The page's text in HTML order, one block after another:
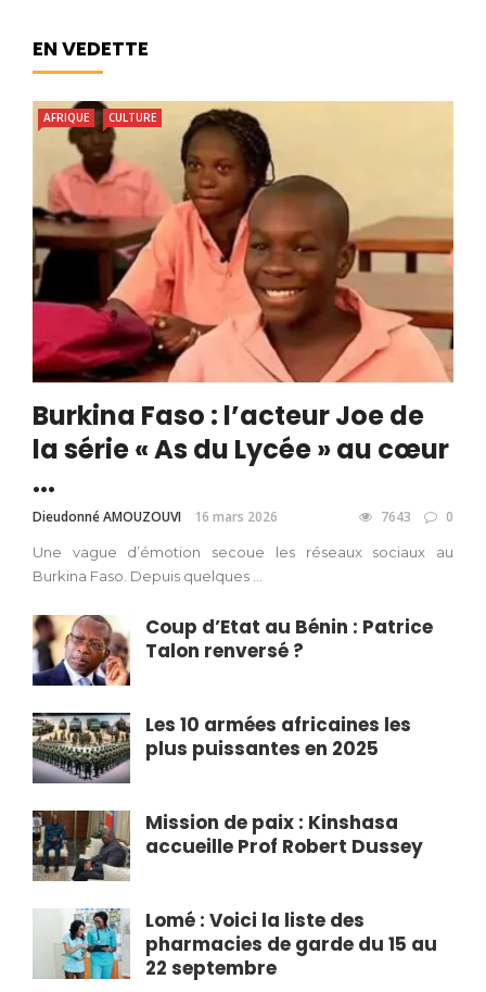
EN VEDETTE
AFRIQUE CULTURE
Burkina Faso : l’acteur Joe de
la série « As du Lycée » au cœur
...
Dieudonné AMOUZOUVI 16 mars 2026 7643 0
Une vague d’émotion secoue les réseaux sociaux au
Burkina Faso. Depuis quelques ...
Coup d’Etat au Bénin : Patrice
Talon renversé ?
Les 10 armées africaines les
plus puissantes en 2025
Mission de paix : Kinshasa
accueille Prof Robert Dussey
Lomé : Voici la liste des
pharmacies de garde du 15 au
22 septembre